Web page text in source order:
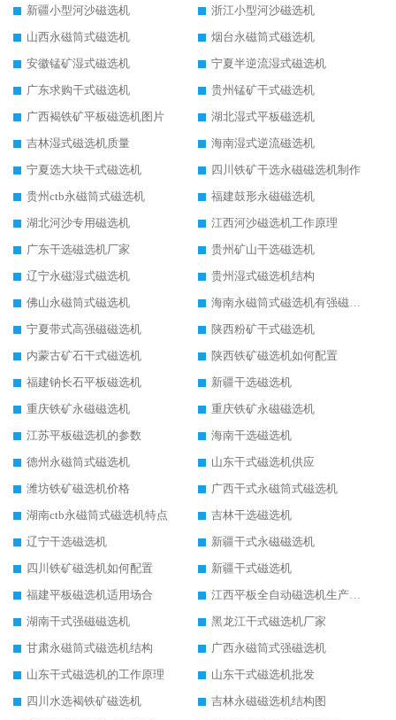
新疆小型河沙磁选机
浙江小型河沙磁选机
山西永磁筒式磁选机
烟台永磁筒式磁选机
安徽锰矿湿式磁选机
宁夏半逆流湿式磁选机
广东求购干式磁选机
贵州锰矿干式磁选机
广西褐铁矿平板磁选机图片
湖北湿式平板磁选机
吉林湿式磁选机质量
海南湿式逆流磁选机
宁夏选大块干式磁选机
四川铁矿干选永磁磁选机制作
贵州ctb永磁筒式磁选机
福建鼓形永磁磁选机
湖北河沙专用磁选机
江西河沙磁选机工作原理
广东干选磁选机厂家
贵州矿山干选磁选机
辽宁永磁湿式磁选机
贵州湿式磁选机结构
佛山永磁筒式磁选机
海南永磁筒式磁选机有强磁的吗
宁夏带式高强磁磁选机
陕西粉矿干式磁选机
内蒙古矿石干式磁选机
陕西铁矿磁选机如何配置
福建钠长石平板磁选机
新疆干选磁选机
重庆铁矿永磁磁选机
重庆铁矿永磁磁选机
江苏平板磁选机的参数
海南干选磁选机
德州永磁筒式磁选机
山东干式磁选机供应
潍坊铁矿磁选机价格
广西干式永磁筒式磁选机
湖南ctb永磁筒式磁选机特点
吉林干选磁选机
辽宁干选磁选机
新疆干式永磁磁选机
四川铁矿磁选机如何配置
新疆干式磁选机
福建平板磁选机适用场合
江西平板全自动磁选机生产厂家
湖南干式强磁磁选机
黑龙江干式磁选机厂家
甘肃永磁筒式磁选机结构
广西永磁筒式强磁选机
山东干式磁选机的工作原理
山东干式磁选机批发
四川水选褐铁矿磁选机
吉林永磁磁选机结构图